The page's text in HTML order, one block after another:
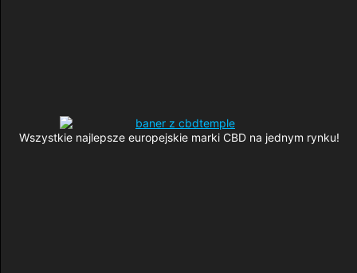
Wszystkie najlepsze europejskie marki CBD na jednym rynku!